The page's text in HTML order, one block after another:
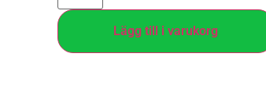
Lägg till i varukorg